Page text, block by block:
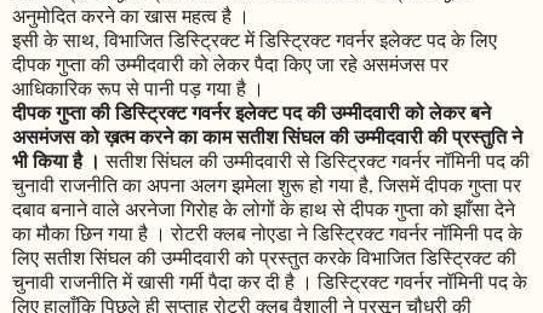
अनुमोदित करने का खास महत्व है ।
इसी के साथ, विभाजित डिस्ट्रिक्ट में डिस्ट्रिक्ट गवर्नर इलेक्ट पद के लिए
दीपक गुप्ता की उम्मीदवारी को लेकर पैदा किए जा रहे असमंजस पर
आधिकारिक रूप से पानी पड़ गया है ।
दीपक गुप्ता की डिस्ट्रिक्ट गवर्नर इलेक्ट पद की उम्मीदवारी को लेकर बने
असमंजस को ख़त्म करने का काम सतीश सिंघल की उम्मीदवारी की प्रस्तुति ने
भी किया है । सतीश सिंघल की उम्मीदवारी से डिस्ट्रिक्ट गवर्नर नॉमिनी पद की
चुनावी राजनीति का अपना अलग झमेला शुरू हो गया है, जिसमें दीपक गुप्ता पर
दबाव बनाने वाले अरनेजा गिरोह के लोगों के हाथ से दीपक गुप्ता को झाँसा देने
का मौका छिन गया है । रोटरी क्लब नोएडा ने डिस्ट्रिक्ट गवर्नर नॉमिनी पद के
लिए सतीश सिंघल की उम्मीदवारी को प्रस्तुत करके विभाजित डिस्ट्रिक्ट की
चुनावी राजनीति में खासी गर्मी पैदा कर दी है । डिस्ट्रिक्ट गवर्नर नॉमिनी पद के
लिए हालाँकि पिछले ही सप्ताह रोटरी क्लब वैशाली ने प्रसून चौधरी की